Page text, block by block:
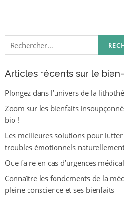
Rechercher :
Articles récents sur le
Plongez dans l’univers de la
Zoom sur les bienfaits
bio !
Les meilleures solutions pour
troubles émotionnels naturellement
Que faire en cas d’urgences
Connaître les fondements de la
pleine conscience et ses bienfaits